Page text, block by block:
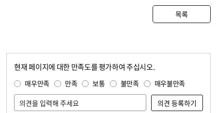
목록
현재 페이지에 대한 만족도를 평가하여 주십시오.
매우만족 만족 보통 불만족 매우불만족